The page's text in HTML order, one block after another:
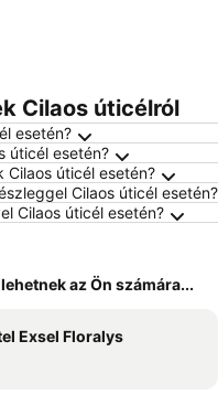
Cilaos úticélról
esetén?
úticél esetén?
úticél esetén?
Cilaos úticél esetén?
Cilaos úticél esetén?
az Ön számára...
Exsel Floralys